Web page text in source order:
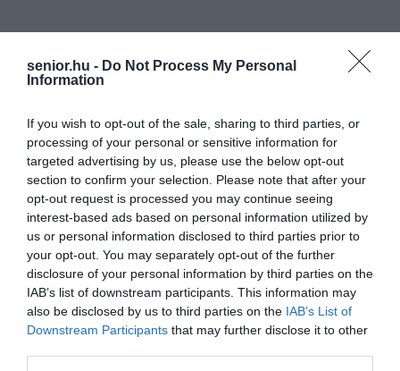
senior.hu - Do Not Process My Personal
Information
If you wish to opt-out of the sale, sharing to third parties, or
processing of your personal or sensitive information for
targeted advertising by us, please use the below opt-out
section to confirm your selection. Please note that after your
opt-out request is processed you may continue seeing
interest-based ads based on personal information utilized by
us or personal information disclosed to third parties prior to
your opt-out. You may separately opt-out of the further
disclosure of your personal information by third parties on the
IAB’s list of downstream participants. This information may
also be disclosed by us to third parties on the IAB’s List of
Downstream Participants that may further disclose it to other